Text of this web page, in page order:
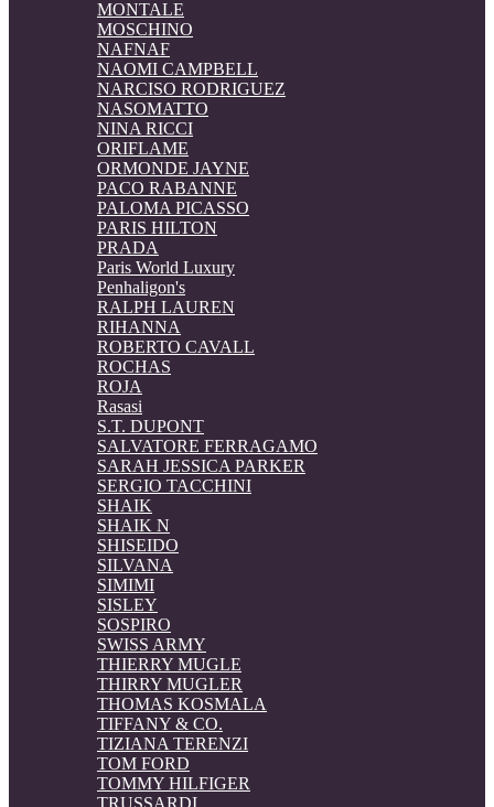
MONTALE
MOSCHINO
NAFNAF
NAOMI CAMPBELL
NARCISO RODRIGUEZ
NASOMATTO
NINA RICCI
ORIFLAME
ORMONDE JAYNE
PACO RABANNE
PALOMA PICASSO
PARIS HILTON
PRADA
Paris World Luxury
Penhaligon's
RALPH LAUREN
RIHANNA
ROBERTO CAVALL
ROCHAS
ROJA
Rasasi
S.T. DUPONT
SALVATORE FERRAGAMO
SARAH JESSICA PARKER
SERGIO TACCHINI
SHAIK
SHAIK N
SHISEIDO
SILVANA
SIMIMI
SISLEY
SOSPIRO
SWISS ARMY
THIERRY MUGLE
THIRRY MUGLER
THOMAS KOSMALA
TIFFANY & CO.
TIZIANA TERENZI
TOM FORD
TOMMY HILFIGER
TRUSSARDI